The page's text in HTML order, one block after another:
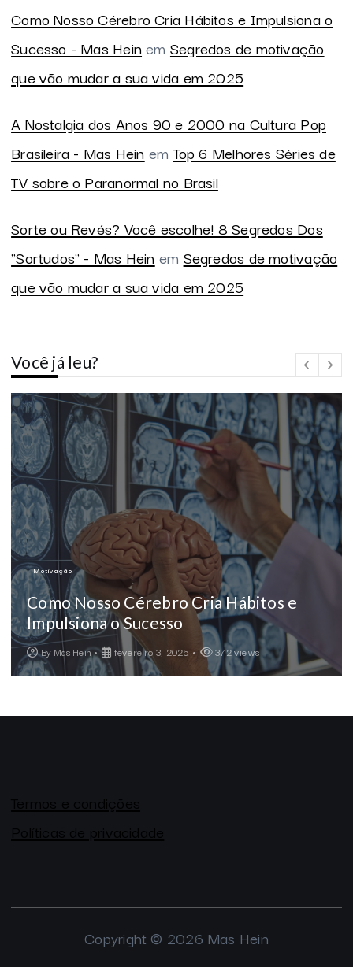
Como Nosso Cérebro Cria Hábitos e Impulsiona o
Sucesso - Mas Heinem Segredos de motivação
que vão mudar a sua vida em 2025
A Nostalgia dos Anos 90 e 2000 na Cultura Pop
Brasileira - Mas Hein emTop 6 Melhores Séries de
TV sobre o Paranormal no Brasil
Sorte ou Revés? Você escolhe! 8 Segredos Dos
"Sortudos" - Mas Hein em Segredos de motivação
que vão mudar a sua vida em 2025
Você já leu?
Motivação
Como Nosso Cérebro Cria Hábitos e
Impulsiona o Sucesso
By Mas Hein fevereiro 3, 2025 372 views
Termos e condições
Políticas de privacidade
Copyright © 2026 Mas Hein